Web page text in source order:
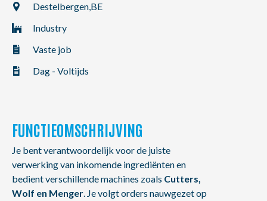
Destelbergen,BE
Industry
Vaste job
Dag - Voltijds
FUNCTIEOMSCHRIJVING
Je bent verantwoordelijk voor de juiste
verwerking van inkomende ingrediënten en
bedient verschillende machines zoals Cutters,
Wolf en Menger. Je volgt orders nauwgezet op